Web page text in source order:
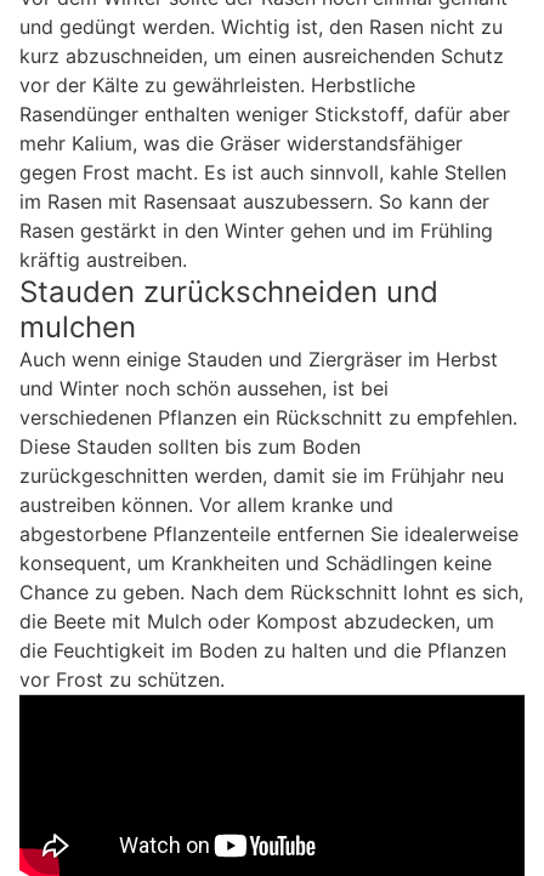
und gedüngt werden. Wichtig ist, den Rasen nicht zu
kurz abzuschneiden, um einen ausreichenden Schutz
vor der Kälte zu gewährleisten. Herbstliche
Rasendünger enthalten weniger Stickstoff, dafür aber
mehr Kalium, was die Gräser widerstandsfähiger
gegen Frost macht. Es ist auch sinnvoll, kahle Stellen
im Rasen mit Rasensaat auszubessern. So kann der
Rasen gestärkt in den Winter gehen und im Frühling
kräftig austreiben.
Stauden zurückschneiden und
mulchen
Auch wenn einige Stauden und Ziergräser im Herbst
und Winter noch schön aussehen, ist bei
verschiedenen Pflanzen ein Rückschnitt zu empfehlen.
Diese Stauden sollten bis zum Boden
zurückgeschnitten werden, damit sie im Frühjahr neu
austreiben können. Vor allem kranke und
abgestorbene Pflanzenteile entfernen Sie idealerweise
konsequent, um Krankheiten und Schädlingen keine
Chance zu geben. Nach dem Rückschnitt lohnt es sich,
die Beete mit Mulch oder Kompost abzudecken, um
die Feuchtigkeit im Boden zu halten und die Pflanzen
vor Frost zu schützen.